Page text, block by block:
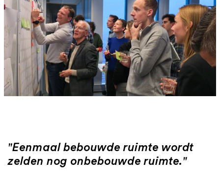
"Eenmaal bebouwde ruimte wordt
zelden nog onbebouwde ruimte."